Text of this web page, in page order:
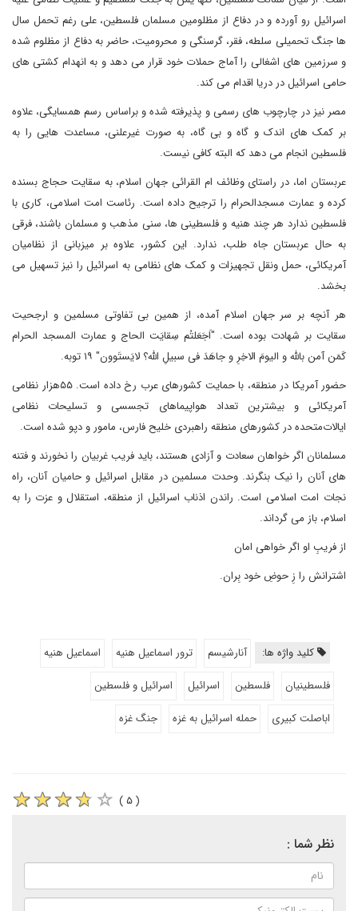
اسرائیل رو آورده و در دفاع از مظلومین مسلمان فلسطین، علی رغم تحمل سال
ها جنگ تحمیلی سلطه، فقر، گرسنگی و محرومیت، حاضر به دفاع از مظلوم شده
و سرزمین های اشغالی را آماج حملات خود قرار می دهد و به انهدام کشتی های
حامی اسرائیل در دریا اقدام می کند.
مصر نیز در چارچوب های رسمی و پذیرفته شده و براساس رسم همسایگی، علاوه
بر کمک های اندک و گاه و بی گاه، به صورت غیرعلنی، مساعدت هایی را به
فلسطین انجام می دهد که البته کافی نیست.
عربستان اما، در راستای وظائف ام القرائی جهان اسلام، به سقایت حجاج بسنده
کرده و عمارت مسجدالحرام را ترجیح داده است. رئاست امت اسلامی، کاری با
فلسطین ندارد هر چند هنیه و فلسطینی ها، سنی مذهب و مسلمان باشند، فرقی
به حال عربستان جاه طلب، ندارد. این کشور، علاوه بر میزبانی از نظامیان
آمریکائی، حمل ونقل تجهیزات و کمک های نظامی به اسرائیل را نیز تسهیل می
بخشد.
هر آنچه بر سر جهان اسلام آمده، از همین بی تفاوتی مسلمین و ارجحیت
سقایت بر شهادت بوده است‌. "اَجَعَلتُم سِقایَت الحاج و عمارت المسجد الحرام
کَمَن آمن بالله و الیومَ الاخِرِ و جاهَدَ فی سبیلِ الله؟ لایَستَوون" ۱۹ توبه.
حضور آمریکا در منطقه، با حمایت کشورهای عرب رخ داده است. ۵۵هزار نظامی
آمریکائی و بیشترین تعداد هواپیماهای تجسسی و تسلیحات نظامی
ایالات‌متحده در کشورهای منطقه‌ راهبردی خلیح فارس، مامور و دپو شده است.
مسلمانان اگر خواهان سعادت و آزادی هستند، باید فریب غربیان را نخورند و فتنه
های آنان را نیک بنگرند. وحدت مسلمین در مقابل اسرائیل و حامیان آنان، راه
نجات امت اسلامی است. راندن اذناب اسرائیل از منطقه، استقلال و عزت را به
اسلام، باز می گرداند.
از فریبِ او اگر خواهی امان
اشترانش را زِ حوضِ خود بِران.
کلید واژه ها: آنارشیسم ترور اسماعیل هنیه
اسماعیل هنیه
فلسطینیان
فلسطین اسرائیل
اسرائیل و فلسطین
اباصلت کبیری
حمله اسرائیل به غزه جنگ غزه
( ۵ )
نظر شما :